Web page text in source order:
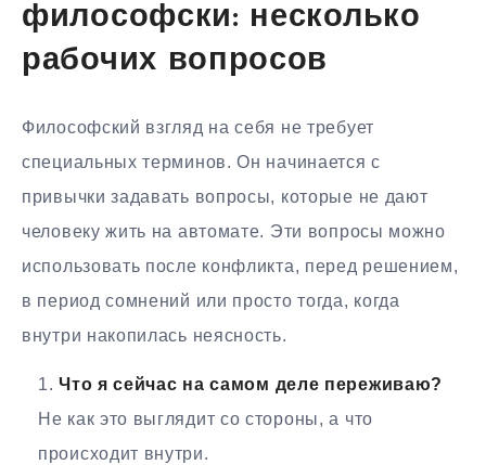
философски: несколько
рабочих вопросов
Философский взгляд на себя не требует
специальных терминов. Он начинается с
привычки задавать вопросы, которые не дают
человеку жить на автомате. Эти вопросы можно
использовать после конфликта, перед решением,
в период сомнений или просто тогда, когда
внутри накопилась неясность.
Что я сейчас на самом деле переживаю?
Не как это выглядит со стороны, а что
происходит внутри.